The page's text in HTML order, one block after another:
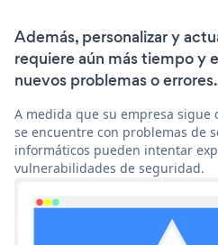
Además, personalizar y
requiere aún más tiempo y
nuevos problemas o errores.
A medida que su empresa sigue
se encuentre con problemas de
informáticos pueden intentar
vulnerabilidades de seguridad.